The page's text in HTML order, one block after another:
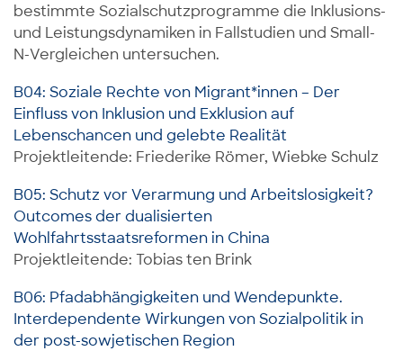
bestimmte Sozialschutzprogramme die Inklusions-
und Leistungsdynamiken in Fallstudien und Small-
N-Vergleichen untersuchen.
B04: Soziale Rechte von Migrant*innen – Der
Einfluss von Inklusion und Exklusion auf
Lebenschancen und gelebte Realität
Projektleitende: Friederike Römer, Wiebke Schulz
B05: Schutz vor Verarmung und Arbeitslosigkeit?
Outcomes der dualisierten
Wohlfahrtsstaatsreformen in China
Projektleitende: Tobias ten Brink
B06: Pfadabhängigkeiten und Wendepunkte.
Interdependente Wirkungen von Sozialpolitik in
der post-sowjetischen Region